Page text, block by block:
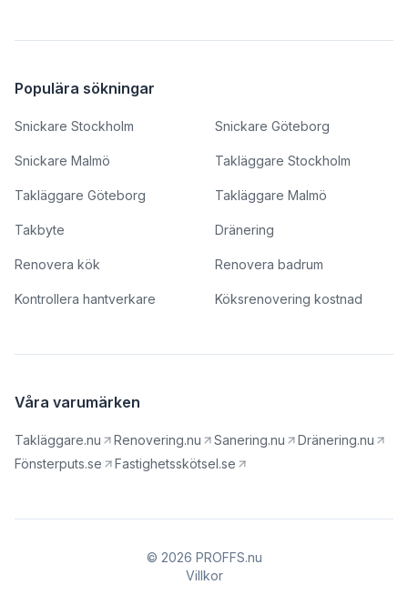
Populära sökningar
Snickare Stockholm Snickare Göteborg
Snickare Malmö Takläggare Stockholm
Takläggare Göteborg Takläggare Malmö
Takbyte Dränering
Renovera kök Renovera badrum
Kontrollera hantverkare Köksrenovering kostnad
Våra varumärken
Takläggare.nu Renovering.nu Sanering.nu
Dränering.nu
Fönsterputs.se
Fastighetsskötsel.se
© 2026 PROFFS.nu
Villkor